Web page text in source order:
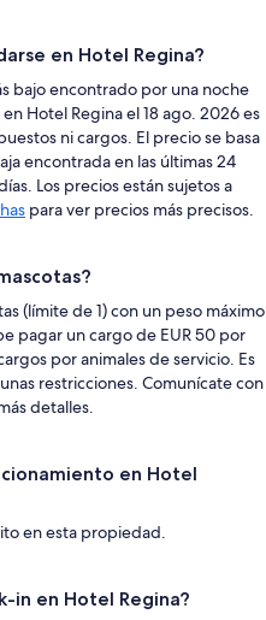
en Hotel Regina?
bajo encontrado por una noche
Hotel Regina el 18 ago. 2026 es
ni cargos. El precio se basa
encontrada en las últimas 24
Los precios están sujetos a
para ver precios más precisos.
(límite de 1) con un peso máximo
pagar un cargo de EUR 50 por
por animales de servicio. Es
restricciones. Comunícate con
detalles.
en Hotel
en esta propiedad.
in en Hotel Regina?